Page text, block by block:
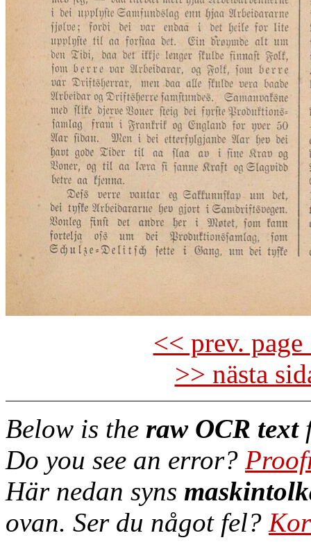
<< prev.
>> nästa
Below is the raw OCR text
Do you see an error?
Här nedan syns
ovan. Ser du något fel?